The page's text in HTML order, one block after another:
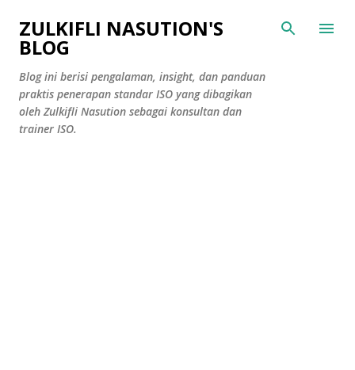
Skip to main content
ZULKIFLI NASUTION'S
BLOG
Blog ini berisi pengalaman, insight, dan panduan
praktis penerapan standar ISO yang dibagikan
oleh Zulkifli Nasution sebagai konsultan dan
trainer ISO.